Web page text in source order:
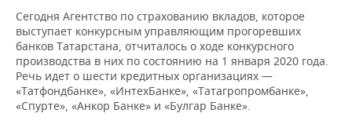
ВОЛЕЙБОЛ
КИБЕРСПОРТ
ФИГУРНОЕ КАТАНИЕ
ИСТОРИЯ
КУЛЬТУРА
МЕДИЦИНА
СПРАВОЧНИК
СПИСОК ПЕРСОН
СПИСОК КОМПАНИЙ
ПОЛНАЯ ВЕРСИЯ
Сегодня Агентство по страхованию вкладов, которое
выступает конкурсным управляющим прогоревших
банков Татарстана, отчиталось о ходе конкурсного
производства в них по состоянию на 1 января 2020 года.
Речь идет о шести кредитных организациях —
«Татфондбанке», «ИнтехБанке», «Татагропромбанке»,
«Спурте», «Анкор Банке» и «Булгар Банке».